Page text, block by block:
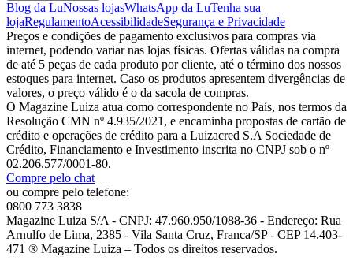
Blog da LuNossas lojasWhatsApp da LuTenha sua
lojaRegulamentoAcessibilidadeSegurança e Privacidade
Preços e condições de pagamento exclusivos para compras via
internet, podendo variar nas lojas físicas. Ofertas válidas na compra
de até 5 peças de cada produto por cliente, até o término dos nossos
estoques para internet. Caso os produtos apresentem divergências de
valores, o preço válido é o da sacola de compras.
O Magazine Luiza atua como correspondente no País, nos termos da
Resolução CMN nº 4.935/2021, e encaminha propostas de cartão de
crédito e operações de crédito para a Luizacred S.A Sociedade de
Crédito, Financiamento e Investimento inscrita no CNPJ sob o nº
02.206.577/0001-80.
Compre pelo chat
ou compre pelo telefone:
0800 773 3838
Magazine Luiza S/A - CNPJ: 47.960.950/1088-36 - Endereço: Rua
Arnulfo de Lima, 2385 - Vila Santa Cruz, Franca/SP - CEP 14.403-
471 ® Magazine Luiza – Todos os direitos reservados.